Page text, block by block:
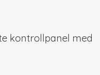
kontrollpanel med